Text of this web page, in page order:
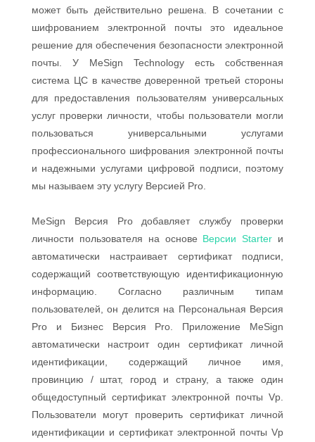
может быть действительно решена. В сочетании с
шифрованием электронной почты это идеальное
решение для обеспечения безопасности электронной
почты. У MeSign Technology есть собственная
система ЦС в качестве доверенной третьей стороны
для предоставления пользователям универсальных
услуг проверки личности, чтобы пользователи могли
пользоваться универсальными услугами
профессионального шифрования электронной почты
и надежными услугами цифровой подписи, поэтому
мы называем эту услугу Версией Pro.
MeSign Версия Pro добавляет службу проверки
личности пользователя на основе Версии Starter и
автоматически настраивает сертификат подписи,
содержащий соответствующую идентификационную
информацию. Согласно различным типам
пользователей, он делится на Персональная Версия
Pro и Бизнес Версия Pro. Приложение MeSign
автоматически настроит один сертификат личной
идентификации, содержащий личное имя,
провинцию / штат, город и страну, а также один
общедоступный сертификат электронной почты Vp.
Пользователи могут проверить сертификат личной
идентификации и сертификат электронной почты Vp